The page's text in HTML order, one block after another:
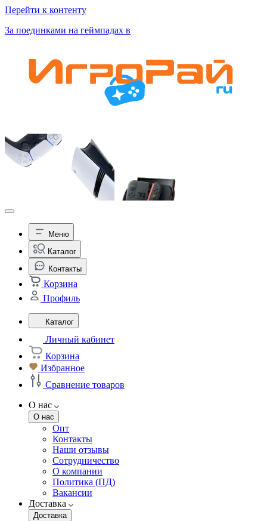
Перейти к контенту
За поединками на геймпадах в
Меню
Каталог
Контакты
Корзина
Профиль
Каталог
Личный кабинет
Корзина
Избранное
Сравнение товаров
О нас
О нас
Опт
Контакты
Наши отзывы
Сотрудничество
О компании
Политика (ПД)
Вакансии
Доставка
Доставка